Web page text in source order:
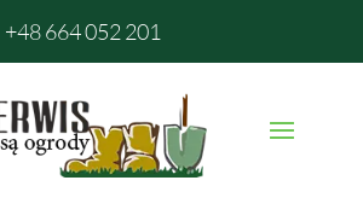
+48 664 052 201